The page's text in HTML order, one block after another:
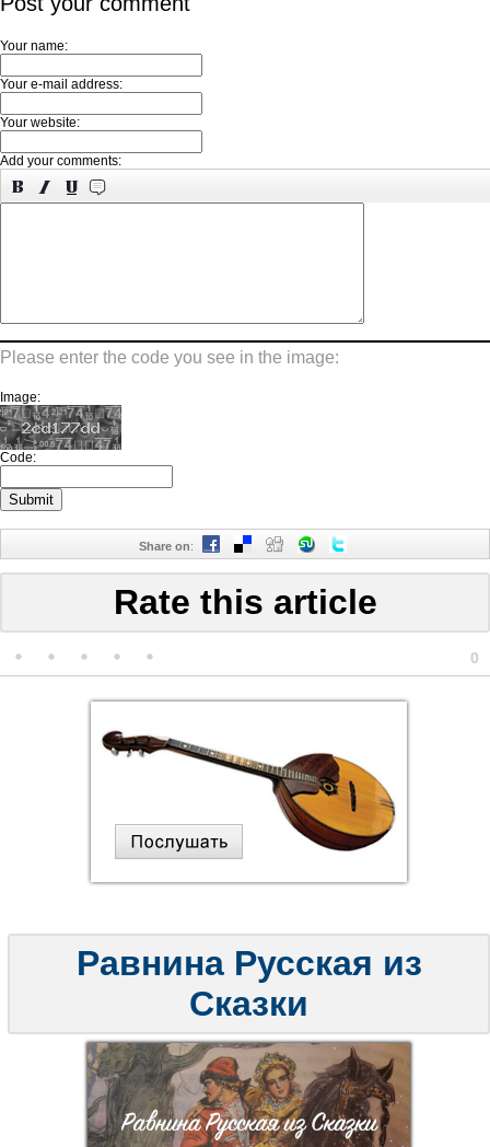
Your name:
Your e-mail address:
Your website:
Add your comments:
Please enter the code you see in the image:
Image:
Code:
Share on:
Rate this article
0
Равнина Русская из
Сказки